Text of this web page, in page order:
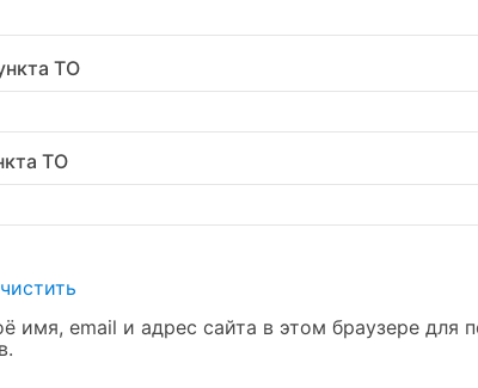
ТО
ТО
имя, email и адрес сайта в этом браузере для